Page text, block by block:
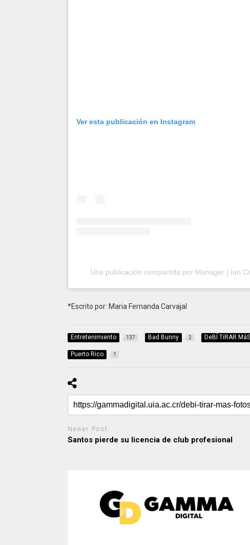
Ver esta publicación en Instagram
Una publicación compartida por Manager | Ian
*Escrito por: Maria Fernanda Carvajal
Entretenimiento 137 Bad Bunny 2 DeBÍ TiRAR
Puerto Rico 1
Newer Post
Santos pierde su licencia de club profesional